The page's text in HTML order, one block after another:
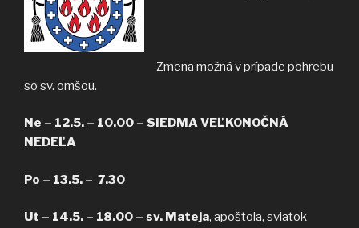
Zmena možná v prípade pohrebu
so sv. omšou.
Ne – 12.5. – 10.00 – SIEDMAVEĽKONOČNÁ
NEDEĽA
Po – 13.5. – 7.30
Ut – 14.5. – 18.00 – sv. Mateja, apoštola, sviatok